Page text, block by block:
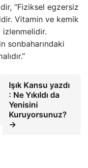
“Fiziksel egzersiz
Vitamin ve kemik
sonbaharındaki
Işık Kansu yazdı
: Ne Yıkıldı da
Yenisini
Kuruyorsunuz?
→